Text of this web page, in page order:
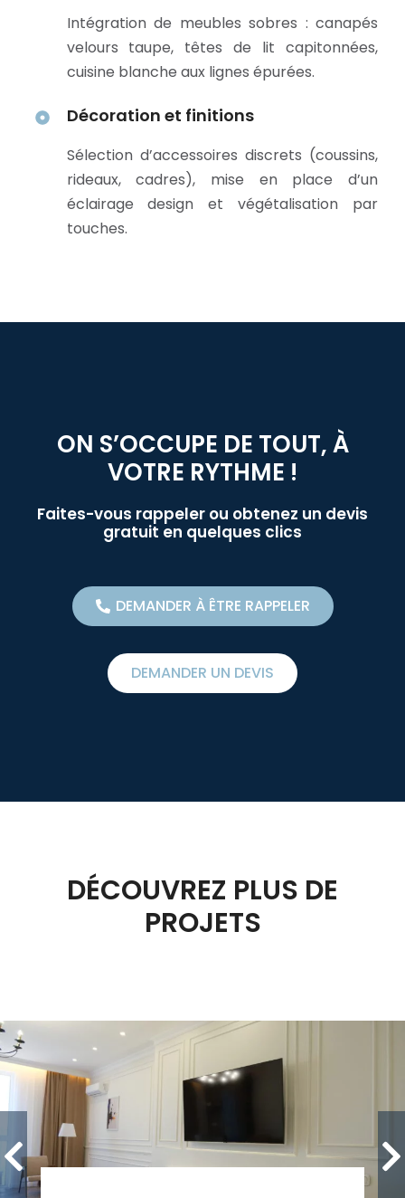
Intégration de meubles sobres : canapés
velours taupe, têtes de lit capitonnées,
cuisine blanche aux lignes épurées.
Décoration et finitions
Sélection d’accessoires discrets (coussins,
rideaux, cadres), mise en place d’un
éclairage design et végétalisation par
touches.
ON S’OCCUPE DE TOUT, À
VOTRE RYTHME !
Faites-vous rappeler ou obtenez un devis
gratuit en quelques clics
DEMANDER À ÊTRE RAPPELER
DEMANDER UN DEVIS
DÉCOUVREZ PLUS DE
PROJETS